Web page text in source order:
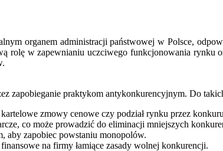
organem administracji państwowej w Polsce,
rolę w zapewnianiu uczciwego funkcjonowania rynku
zapobieganie praktykom antykonkurencyjnym. Do
zmowy cenowe czy podział rynku przez
co może prowadzić do eliminacji mniejszych
aby zapobiec powstaniu monopolów.
na firmy łamiące zasady wolnej konkurencji.